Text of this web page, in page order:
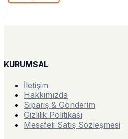
KURUMSAL
İletişim
Hakkımızda
Sipariş & Gönderim
Gizlilik Politikası
Mesafeli Satış Sözleşmesi